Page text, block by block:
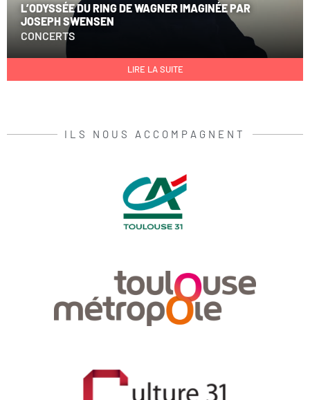
L’ODYSSÉE DU RING DE WAGNER IMAGINÉE PAR
JOSEPH SWENSEN
CONCERTS
LIRE LA SUITE
ILS NOUS ACCOMPAGNENT